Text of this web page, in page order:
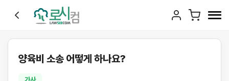
양육비 소송 어떻게 하나요?